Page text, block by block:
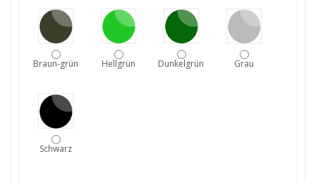
Braun-grün Hellgrün Dunkelgrün Grau
Schwarz